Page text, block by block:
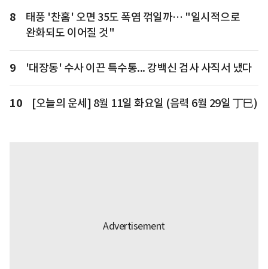
8
태풍 '찬홈' 오면 35도 폭염 꺾일까… "일시적으로
완화되도 이어질 것"
9 '대장동' 수사 이끈 특수통... 강백신 검사 사직서 냈다
10 [오늘의 운세] 8월 11일 화요일 (음력 6월 29일 丁巳)